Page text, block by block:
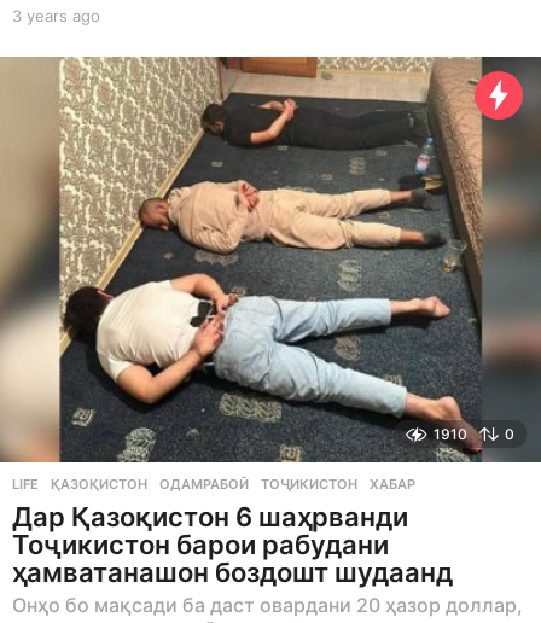
3 years ago
e
a
r
s
a
g
o
1910 0
LIFE ҚАЗОҚИСТОН ,ОДАМРАБОӢ ,ТОҶИКИСТОН ,ХАБАР
Дар Қазоқистон 6 шаҳрванди
Тоҷикистон барои рабудани
ҳамватанашон боздошт шудаанд
Онҳо бо мақсади ба даст овардани 20 ҳазор доллар,